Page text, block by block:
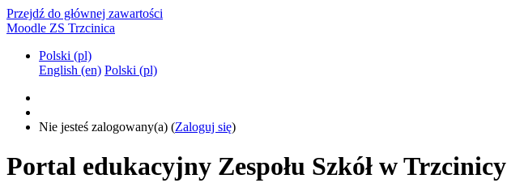
Przejdź do głównej zawartości
Moodle ZS Trzcinica
Polski ‎(pl)‎
English ‎(en)‎ Polski ‎(pl)‎
Nie jesteś zalogowany(a) (Zaloguj się)
Portal edukacyjny Zespołu Szkół w Trzcinicy